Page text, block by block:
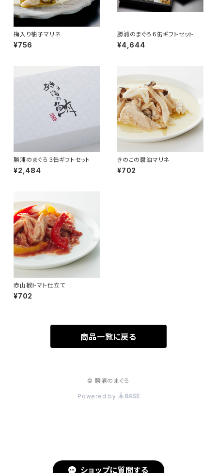
ショップに質問する
梅入り柚子マリネ
¥756
勝浦のまぐろ６缶ギフトセット
¥4,644
勝浦のまぐろ３缶ギフトセット
¥2,484
きのこの醤油マリネ
¥702
赤山椒トマト仕立て
¥702
商品一覧に戻る
© 勝浦のまぐろ
Powered by